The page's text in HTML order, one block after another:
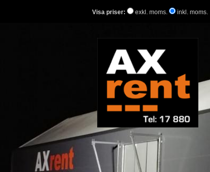
Visa priser: exkl. moms. inkl. moms.